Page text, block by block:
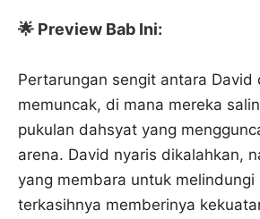
🌟 Preview Bab Ini:
Pertarungan sengit antara David
memuncak, di mana mereka
pukulan dahsyat yang
arena. David nyaris dikalahkan,
yang membara untuk melindungi
terkasihnya memberinya